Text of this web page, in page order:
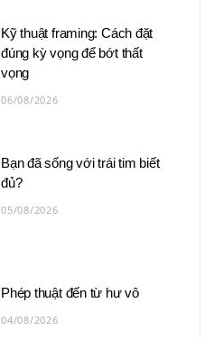
Kỹ thuật framing: Cách đặt
đúng kỳ vọng để bớt thất
vọng
06/08/2026
Bạn đã sống với trái tim biết
đủ?
05/08/2026
Phép thuật đến từ hư vô
04/08/2026